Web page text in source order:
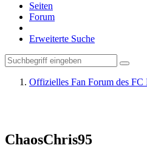
Seiten
Forum
Erweiterte Suche
Offizielles Fan Forum des FC
ChaosChris95